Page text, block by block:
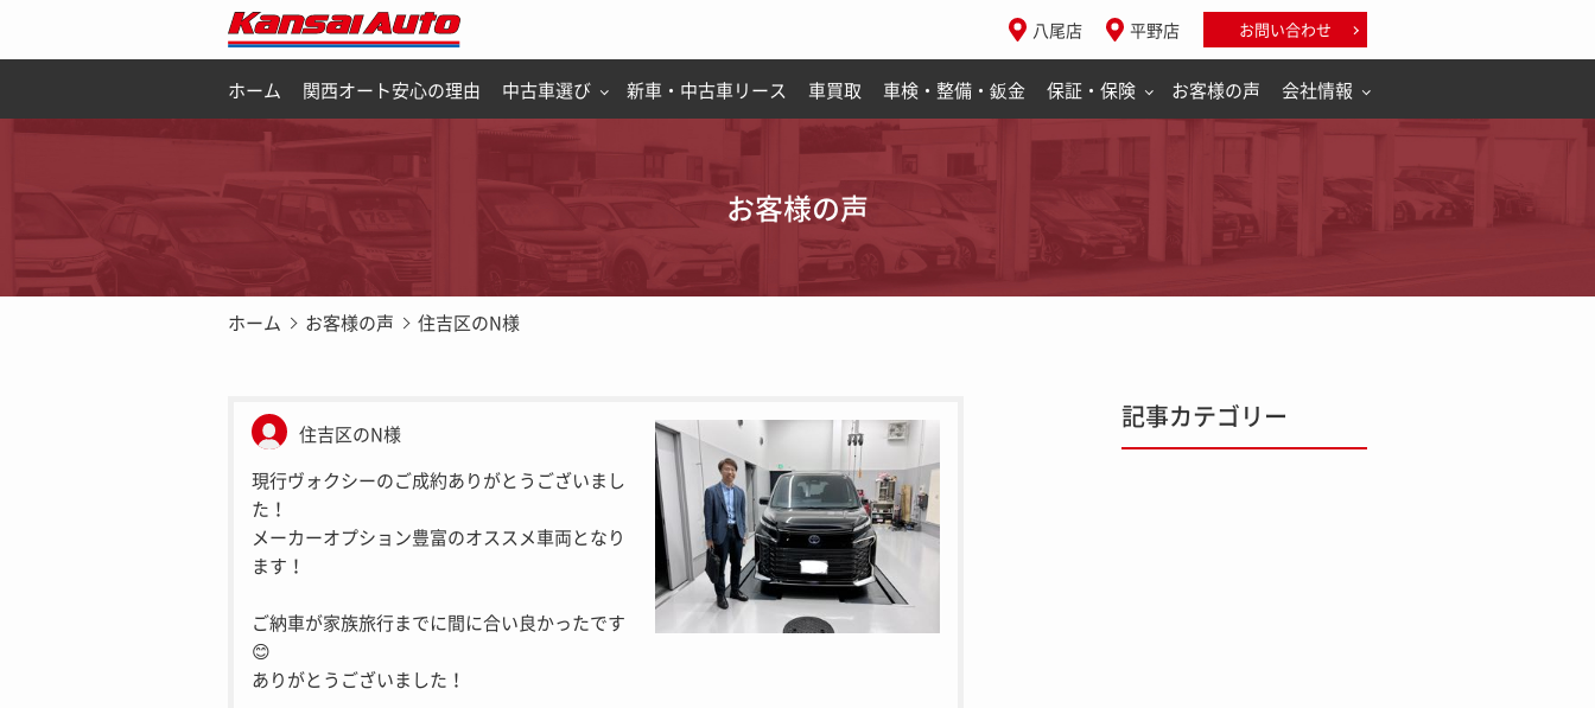
八尾店 平野店 お問い合わせ
ホーム 関西オート安心の理由 中古車選び 新車・中古車リース 車買取 車検・整備・鈑金 保証・保険 お客様の声 会社情報
お客様の声
ホーム お客様の声 住吉区のN様
住吉区のN様
現行ヴォクシーのご成約ありがとうございまし
た！
メーカーオプション豊富のオススメ車両となり
ます！
ご納車が家族旅行までに間に合い良かったです
😊
ありがとうございました！
記事カテゴリー